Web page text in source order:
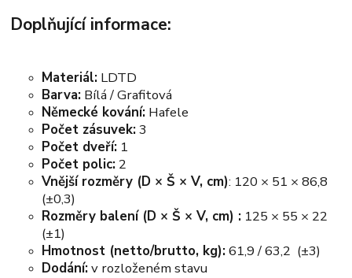
Doplňující informace:
Materiál: LDTD
Barva: Bílá / Grafitová
Německé kování: Hafele
Počet zásuvek:3
Počet dveří: 1
Počet polic: 2
Vnější rozměry (D × Š × V, cm): 120 × 51 × 86,8
(±0,3)
Rozměry balení (D × Š × V, cm) : 125 × 55 × 22
(±1)
Hmotnost (netto/brutto, kg):61,9 / 63,2 (±3)
Dodání:v rozloženém stavu